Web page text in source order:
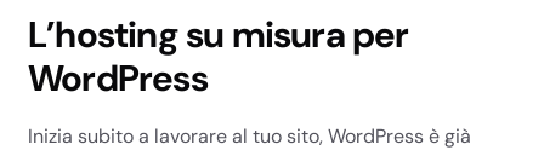
SITI E DOMINI
L’hosting su misura per
WordPress
Inizia subito a lavorare al tuo sito, WordPress è già